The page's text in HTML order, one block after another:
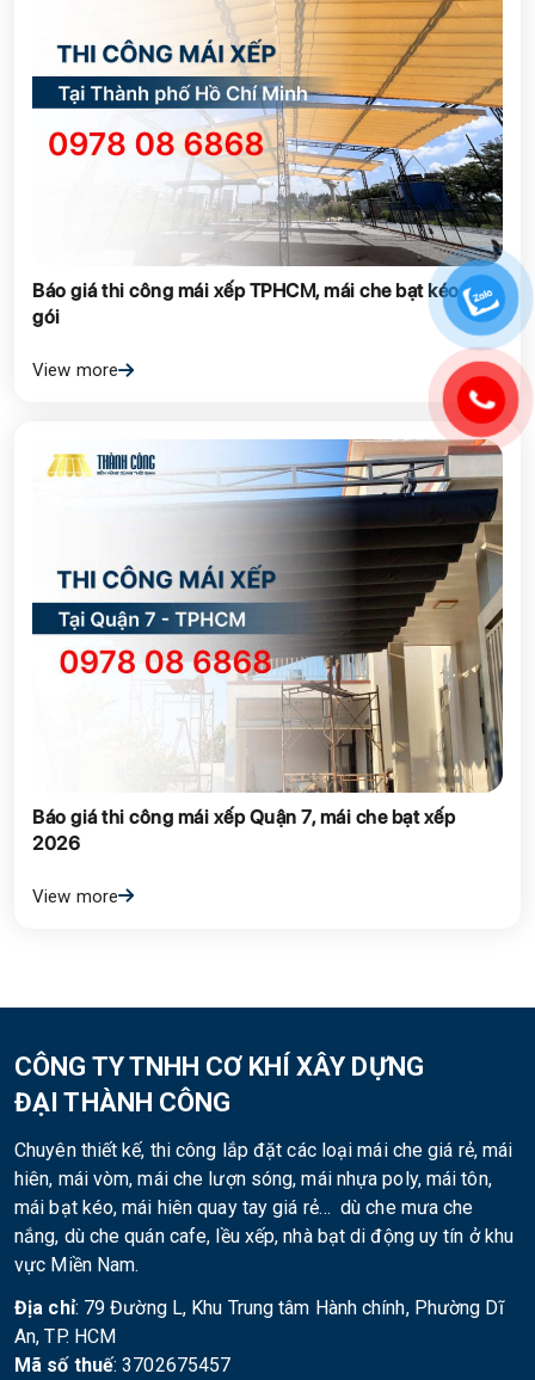
Báo giá thi công mái xếp TPHCM, mái che bạt kéo trọn
gói
View more
Báo giá thi công mái xếp Quận 7, mái che bạt xếp
2026
View more
CÔNG TY TNHH CƠ KHÍ XÂY DỰNG
ĐẠI THÀNH CÔNG
Chuyên thiết kế, thi công lắp đặt các loại mái che giá rẻ, mái
hiên, mái vòm, mái che lượn sóng, mái nhựa poly, mái tôn,
mái bạt kéo, mái hiên quay tay giá rẻ… dù che mưa che
nắng, dù che quán cafe, lều xếp, nhà bạt di động uy tín ở khu
vực Miền Nam.
Địa chỉ: 79 Đường L, Khu Trung tâm Hành chính, Phường Dĩ
An, TP. HCM
Mã số thuế: 3702675457